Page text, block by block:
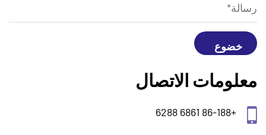
معلومات الاتصال
+86-188 6861 6288